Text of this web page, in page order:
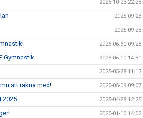
2025-10-23 22:23
2025-09-23
2025-09-23
2025-06-30 09:28
Gymnastik 2025-06-10 14:31
2025-05-28 11:12
att räkna med! 2025-05-09 09:07
2025 2025-04-28 12:25
2025-01-10 14:02